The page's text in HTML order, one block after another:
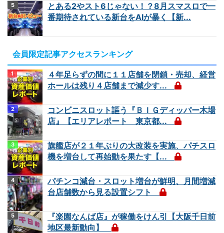
とある2やスト6じゃない！？8月スマスロで一
番期待されている新台をAIが暴く【新...
会員限定記事アクセスランキング
４年足らずの間に１１店舗を閉鎖・売却、経営
ホールは残り４店舗まで減少す...
コンビニスロット謳う『ＢＩＧディッパー木場
店』【エリアレポート 東京都...
旗艦店が２１年ぶりの大改装を実施、パチスロ
機を増台して再始動を果たす【...
パチンコ減台・スロット増台が鮮明、月間増減
台店舗数から見る設置シフト
『楽園なんば店』が稼働をけん引【大阪千日前
地区最新動向】